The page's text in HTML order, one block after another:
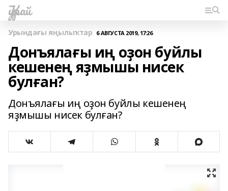
Ҡурай
Урындағы яңылыҡтар 6 АВГУСТА 2019, 17:26
Донъялағы иң оҙон буйлы
кешенең яҙмышы нисек
булған?
Донъялағы иң оҙон буйлы кешенең
яҙмышы нисек булған?